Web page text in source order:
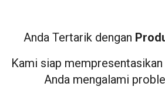
Anda Tertarik dengan
Kami siap
Anda mengalami